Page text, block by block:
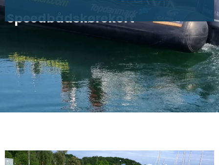
Speedbådskørekort